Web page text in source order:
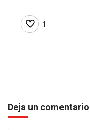
1
Deja un comentario